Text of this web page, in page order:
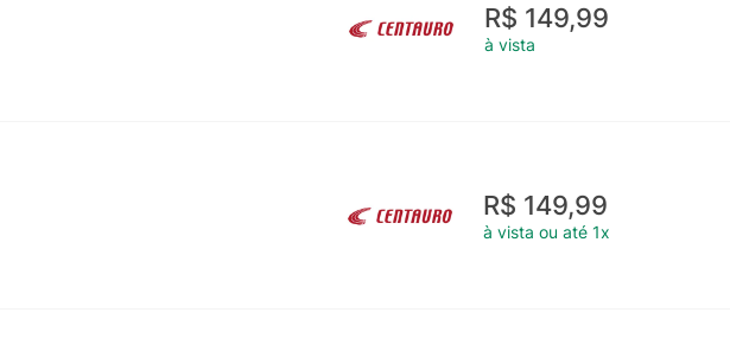
R$ 149,99
à vista
R$ 149,99
à vista ou até 1x